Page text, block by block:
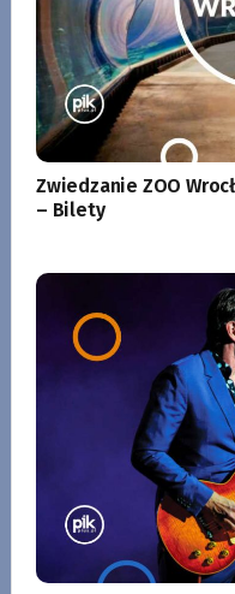
Zwiedzanie ZOO
– Bilety